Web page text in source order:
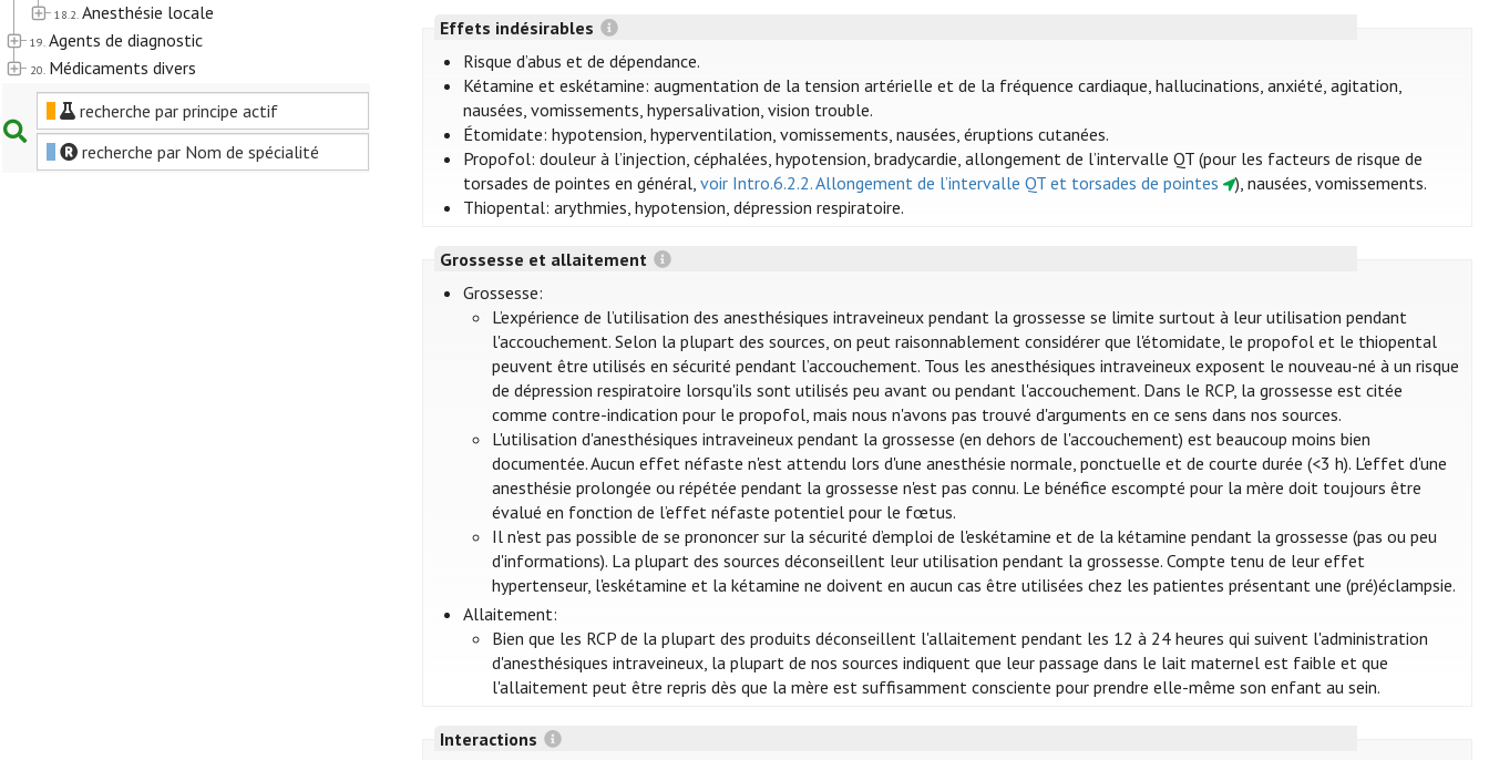
18.2. Anesthésie locale
19. Agents de diagnostic
20. Médicaments divers
recherche par principe actif
recherche par Nom de spécialité
Effets indésirables
Risque d’abus et de dépendance.
Kétamine et eskétamine: augmentation de la tension artérielle et de la fréquence cardiaque, hallucinations, anxiété, agitation,
nausées, vomissements, hypersalivation, vision trouble.
Étomidate: hypotension, hyperventilation, vomissements, nausées, éruptions cutanées.
Propofol: douleur à l’injection, céphalées, hypotension, bradycardie, allongement de l’intervalle QT (pour les facteurs de risque de
torsades de pointes en général,voir Intro.6.2.2. Allongement de l’intervalle QT et torsades de pointes
), nausées, vomissements.
Thiopental: arythmies, hypotension, dépression respiratoire.
Grossesse et allaitement
Grossesse:
L’expérience de l’utilisation des anesthésiques intraveineux pendant la grossesse se limite surtout à leur utilisation pendant
l'accouchement. Selon la plupart des sources, on peut raisonnablement considérer que l'étomidate, le propofol et le thiopental
peuvent être utilisés en sécurité pendant l’accouchement. Tous les anesthésiques intraveineux exposent le nouveau-né à un risque
de dépression respiratoire lorsqu'ils sont utilisés peu avant ou pendant l'accouchement. Dans le RCP, la grossesse est citée
comme contre-indication pour le propofol, mais nous n'avons pas trouvé d'arguments en ce sens dans nos sources.
L'utilisation d'anesthésiques intraveineux pendant la grossesse (en dehors de l'accouchement) est beaucoup moins bien
documentée. Aucun effet néfaste n'est attendu lors d'une anesthésie normale, ponctuelle et de courte durée (<3 h). L'effet d'une
anesthésie prolongée ou répétée pendant la grossesse n'est pas connu. Le bénéfice escompté pour la mère doit toujours être
évalué en fonction de l’effet néfaste potentiel pour le fœtus.
Il n'est pas possible de se prononcer sur la sécurité d’emploi de l'eskétamine et de la kétamine pendant la grossesse (pas ou peu
d'informations). La plupart des sources déconseillent leur utilisation pendant la grossesse. Compte tenu de leur effet
hypertenseur, l'eskétamine et la kétamine ne doivent en aucun cas être utilisées chez les patientes présentant une (pré)éclampsie.
Allaitement:
Bien que les RCP de la plupart des produits déconseillent l'allaitement pendant les 12 à 24 heures qui suivent l'administration
d'anesthésiques intraveineux, la plupart de nos sources indiquent que leur passage dans le lait maternel est faible et que
l'allaitement peut être repris dès que la mère est suffisamment consciente pour prendre elle-même son enfant au sein.
Interactions